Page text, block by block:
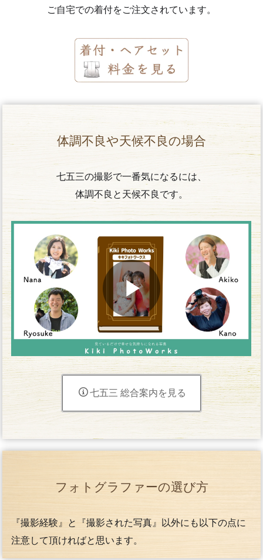
ご自宅での着付をご注文されています。
体調不良や天候不良の場合
七五三の撮影で一番気になるには、
体調不良と天候不良です。
七五三 総合案内を見る
フォトグラファーの選び方
『撮影経験』と『撮影された写真』以外にも以下の点に
注意して頂ければと思います。